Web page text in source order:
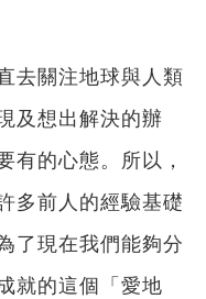
去關注地球與人類
及想出解決的辦
有的心態。所以，
多前人的經驗基礎
了現在我們能夠分
就的這個「愛地